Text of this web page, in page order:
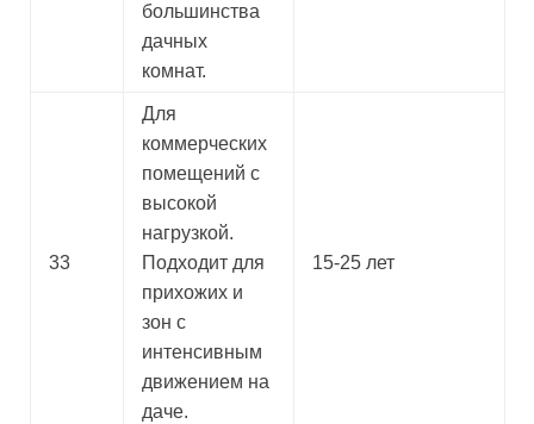
большинства
дачных
комнат.
33
Для
коммерческих
помещений с
высокой
нагрузкой.
Подходит для
прихожих и
зон с
интенсивным
движением на
даче.
15-25 лет